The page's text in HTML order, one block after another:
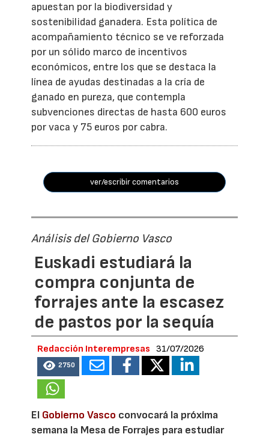
apuestan por la biodiversidad y
sostenibilidad ganadera. Esta política de
acompañamiento técnico se ve reforzada
por un sólido marco de incentivos
económicos, entre los que se destaca la
línea de ayudas destinadas a la cría de
ganado en pureza, que contempla
subvenciones directas de hasta 600 euros
por vaca y 75 euros por cabra.
ver/escribir comentarios
Análisis del Gobierno Vasco
Euskadi estudiará la
compra conjunta de
forrajes ante la escasez
de pastos por la sequía
Redacción Interempresas 31/07/2026
2750
El Gobierno Vasco convocará la próxima
semana la Mesa de Forrajes para estudiar